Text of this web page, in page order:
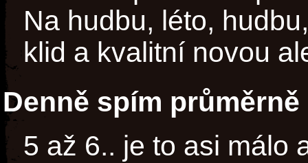
Na hudbu, léto,
klid a kvalitní novou
Denně spím
5 až 6.. je to asi málo